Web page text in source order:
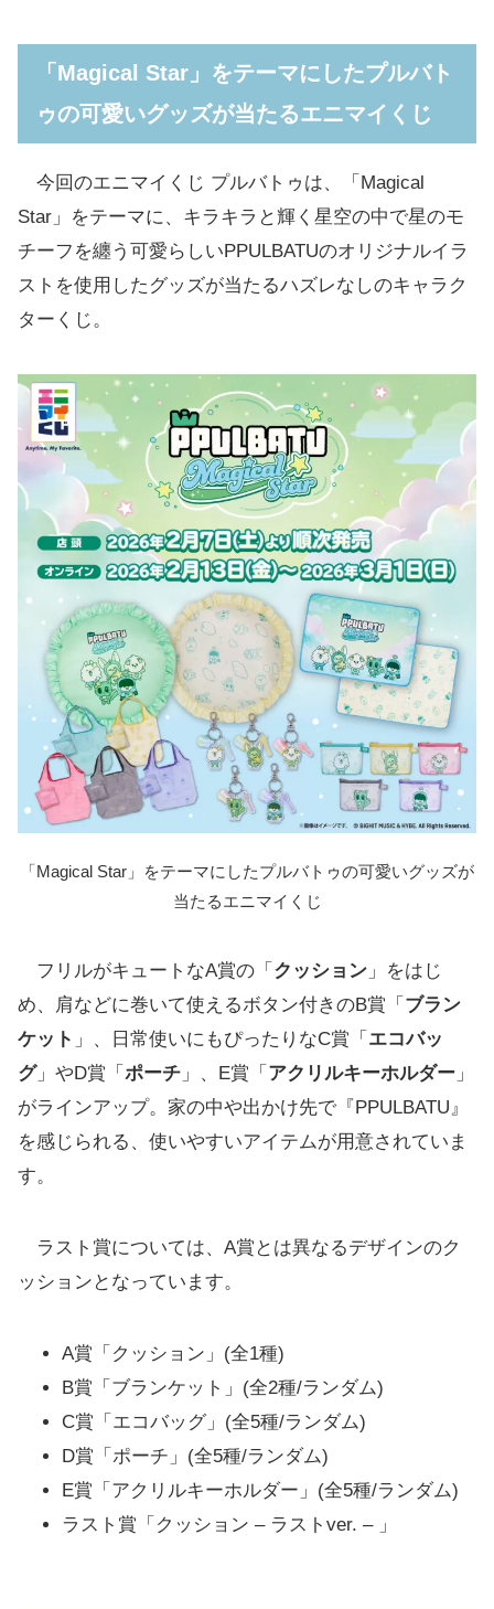
の可愛いグッズが当たるエニマイくじ
「エニマイくじ PPULBATU」ラインアップ一
覧
「Magical Star」をテーマにしたプルバト
ゥの可愛いグッズが当たるエニマイくじ
今回のエニマイくじ プルバトゥは、「Magical
Star」をテーマに、キラキラと輝く星空の中で星のモ
チーフを纏う可愛らしいPPULBATUのオリジナルイラ
ストを使用したグッズが当たるハズレなしのキャラク
ターくじ。
「Magical Star」をテーマにしたプルバトゥの可愛いグッズが
当たるエニマイくじ
フリルがキュートなA賞の「 クッション 」をはじ
め、肩などに巻いて使えるボタン付きのB賞「 ブラン
ケット 」、日常使いにもぴったりなC賞「 エコバッ
グ」やD賞「 ポーチ 」、E賞「 アクリルキーホルダー 」
がラインアップ。家の中や出かけ先で『PPULBATU』
を感じられる、使いやすいアイテムが用意されていま
す。
ラスト賞については、A賞とは異なるデザインのク
ッションとなっています。
A賞「クッション」(全1種)
B賞「ブランケット」(全2種/ランダム)
C賞「エコバッグ」(全5種/ランダム)
D賞「ポーチ」(全5種/ランダム)
E賞「アクリルキーホルダー」(全5種/ランダム)
ラスト賞「クッション – ラストver. – 」